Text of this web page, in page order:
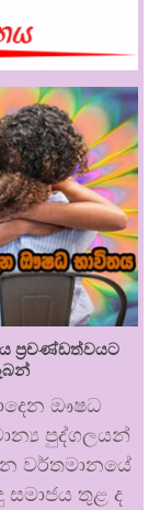
ප්‍රචණ්ඩත්වයට
ඖෂධ
පුද්ගලයන්
වර්තමානයේ
තුළ ද